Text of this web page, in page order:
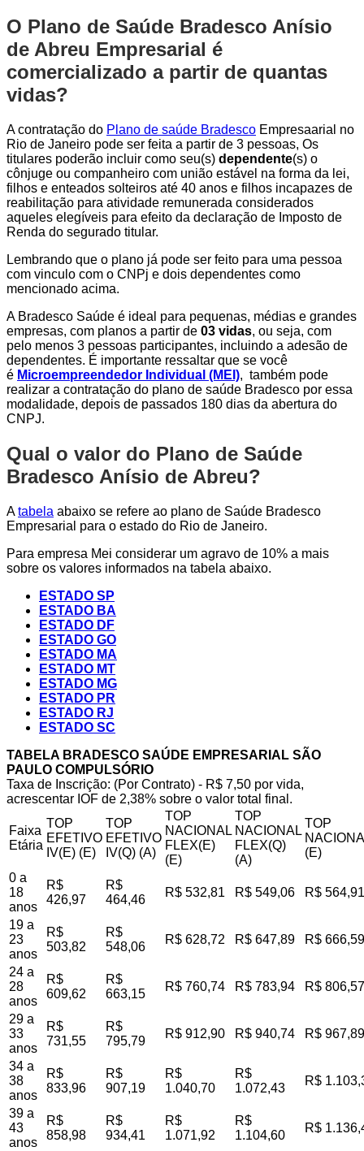
O Plano de Saúde Bradesco Anísio
de Abreu Empresarial é
comercializado a partir de quantas
vidas?
A contratação do Plano de saúde Bradesco Empresaarial no
Rio de Janeiro pode ser feita a partir de 3 pessoas, Os
titulares poderão incluir como seu(s) dependente(s) o
cônjuge ou companheiro com união estável na forma da lei,
filhos e enteados solteiros até 40 anos e filhos incapazes de
reabilitação para atividade remunerada considerados
aqueles elegíveis para efeito da declaração de Imposto de
Renda do segurado titular.
Lembrando que o plano já pode ser feito para uma pessoa
com vinculo com o CNPj e dois dependentes como
mencionado acima.
A Bradesco Saúde é ideal para pequenas, médias e grandes
empresas, com planos a partir de 03 vidas, ou seja, com
pelo menos 3 pessoas participantes, incluindo a adesão de
dependentes. É importante ressaltar que se você
é Microempreendedor Individual (MEI), também pode
realizar a contratação do plano de saúde Bradesco por essa
modalidade, depois de passados 180 dias da abertura do
CNPJ.
Qual o valor do Plano de Saúde
Bradesco Anísio de Abreu?
Atabela abaixo se refere ao plano de Saúde Bradesco
Empresarial para o estado do Rio de Janeiro.
Para empresa Mei considerar um agravo de 10% a mais
sobre os valores informados na tabela abaixo.
ESTADO SP
ESTADO BA
ESTADO DF
ESTADO GO
ESTADO MA
ESTADO MT
ESTADO MG
ESTADO PR
ESTADO RJ
ESTADO SC
TABELA BRADESCO SAÚDE EMPRESARIAL SÃO
PAULO COMPULSÓRIO
Taxa de Inscrição: (Por Contrato) - R$ 7,50 por vida,
acrescentar IOF de 2,38% sobre o valor total final.
Faixa
Etária
TOP
EFETIVO
IV(E) (E)
TOP
EFETIVO
IV(Q) (A)
TOP
NACIONAL
FLEX(E)
(E)
TOP
NACIONAL
FLEX(Q)
(A)
TOP
(E)
0 a
18
anos
R$
426,97
R$
464,46
R$ 532,81 R$ 549,06 R$ 564,91
19 a
23
anos
R$
503,82
R$
548,06
R$ 628,72 R$ 647,89 R$ 666,59
24 a
28
anos
R$
609,62
R$
663,15
R$ 760,74 R$ 783,94 R$ 806,57
29 a
33
anos
R$
731,55
R$
795,79
R$ 912,90 R$ 940,74 R$ 967,89
34 a
38
anos
R$
833,96
R$
907,19
R$
1.040,70
R$
1.072,43
R$
39 a
43
anos
R$
858,98
R$
934,41
R$
1.071,92
R$
1.104,60
R$